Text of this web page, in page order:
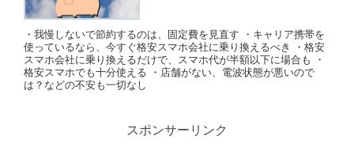
・我慢しないで節約するのは、固定費を見直す ・キャリア携帯を
使っているなら、今すぐ格安スマホ会社に乗り換えるべき ・格安
スマホ会社に乗り換えるだけで、スマホ代が半額以下に場合も ・
格安スマホでも十分使える ・店舗がない、電波状態が悪いので
は？などの不安も一切なし
スポンサーリンク